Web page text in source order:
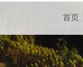
首页